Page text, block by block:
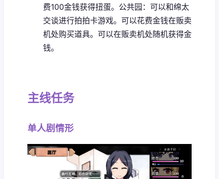
费100金钱获得扭蛋。 公共园：可以和绵太
交谈进行拍拍卡游戏。可以花费金钱在贩卖
机处购买道具。可以在贩卖机处随机获得金
钱。
主线任务
单人剧情形